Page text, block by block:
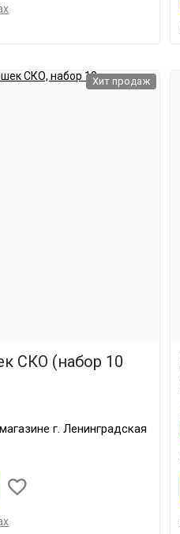
Хит продаж
СКО (набор 10
г. Ленинградская